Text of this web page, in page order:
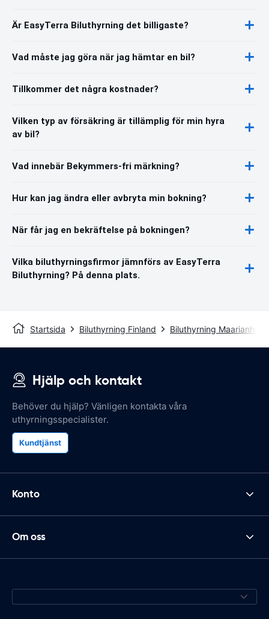
Är EasyTerra Biluthyrning det billigaste?
Vad måste jag göra när jag hämtar en bil?
Tillkommer det några kostnader?
Vilken typ av försäkring är tillämplig för min hyra
av bil?
Vad innebär Bekymmers-fri märkning?
Hur kan jag ändra eller avbryta min bokning?
När får jag en bekräftelse på bokningen?
Vilka biluthyrningsfirmor jämnförs av EasyTerra
Biluthyrning? På denna plats.
Startsida Biluthyrning Finland Biluthyrning
Hjälp och kontakt
Behöver du hjälp? Vänligen kontakta våra
uthyrningsspecialister.
Kundtjänst
Konto
Om oss